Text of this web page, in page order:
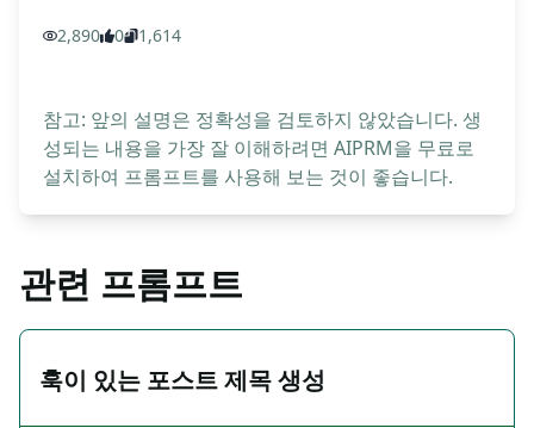
2,890 0 1,614
참고: 앞의 설명은 정확성을 검토하지 않았습니다. 생
성되는 내용을 가장 잘 이해하려면 AIPRM을 무료로
설치하여 프롬프트를 사용해 보는 것이 좋습니다.
관련 프롬프트
훅이 있는 포스트 제목 생성